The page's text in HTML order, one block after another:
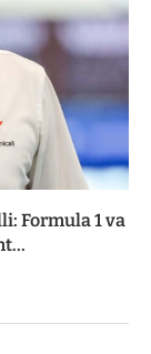
Formula 1 va